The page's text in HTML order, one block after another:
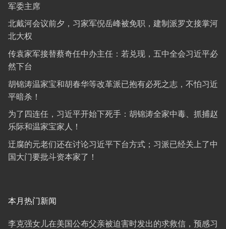
军委主席
北戴河会议前夕，习家军倪岳峰被免职，建制派罗文接掌河
北大权
传袁家军接替蔡奇任中办主任：若兑现，五中全会习近平必
然下台
胡锦涛温家宝和胡春华等改革派已抱有必死之志，不怕习近
平暗杀！
为了四连任，习近平开始下死手：胡锦涛全家中毒、抓捕赵
乐际和温家宝家人！
迂腐的元老们还在讨论习近平下台方式；习派已经关上了中
国大门要批斗资本家了！
本月热门新闻
李克强女儿在美国公布父亲被迫害时发出的求救信，预感习